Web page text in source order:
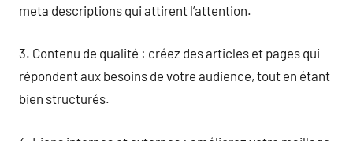
meta descriptions qui attirent l’attention.
3. Contenu de qualité : créez des articles et pages qui
répondent aux besoins de votre audience, tout en étant
bien structurés.